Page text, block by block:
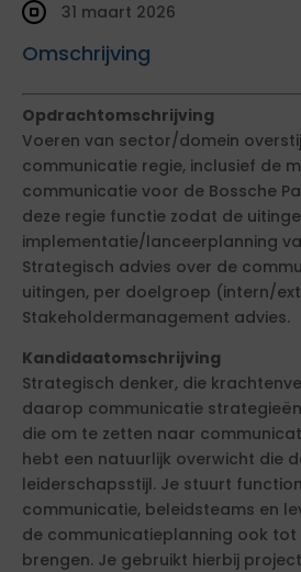
Omschrijving
31 maart 2026
Opdrachtomschrijving
Voeren van sector/domein
communicatie regie, inclusief de
communicatie voor de Bossche
deze regie functie zodat de
implementatie/lanceerplanning
Strategisch advies over de
uitingen, per doelgroep (intern/
Stakeholdermanagement advies.
Kandidaatomschrijving
Strategisch denker, die
daarop communicatie
die om te zetten naar
hebt een natuurlijk overwicht die
leiderschapsstijl. Je stuurt
communicatie, beleidsteams en
de communicatieplanning ook
brengen. Je gebruikt hierbij